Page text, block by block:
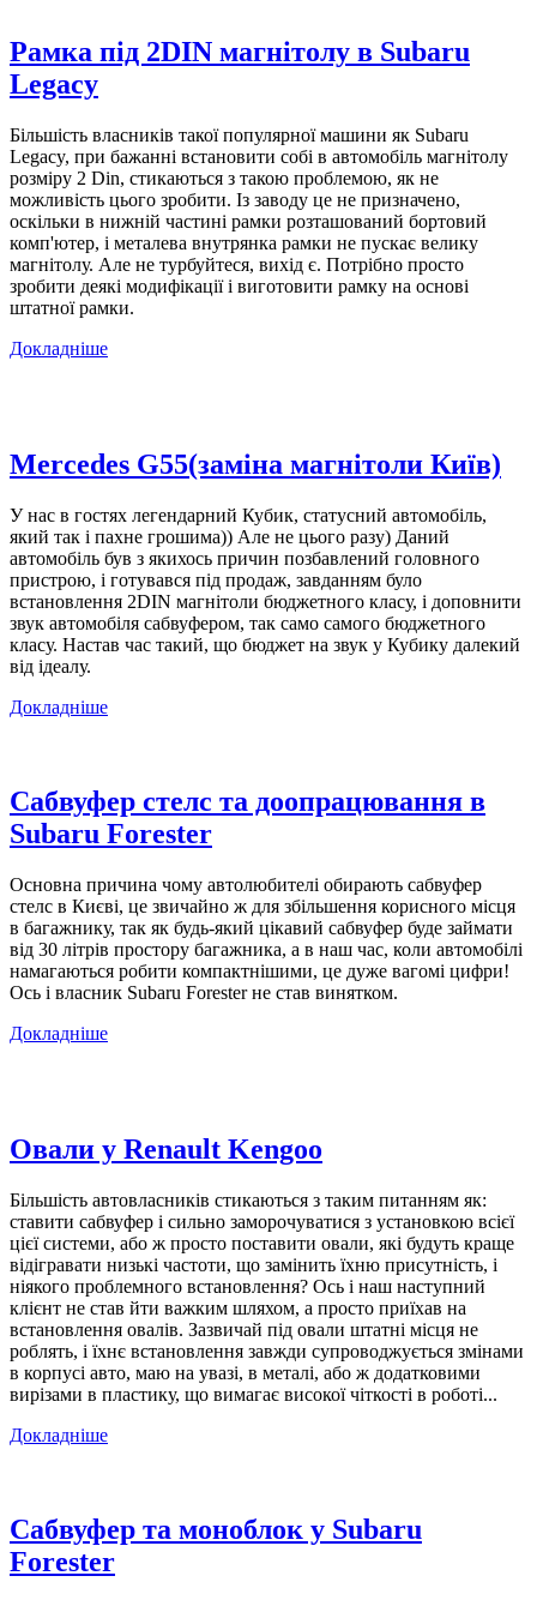
Рамка під 2DIN магнітолу в Subaru
Legacy
Більшість власників такої популярної машини як Subaru
Legacy, при бажанні встановити собі в автомобіль магнітолу
розміру 2 Din, стикаються з такою проблемою, як не
можливість цього зробити. Із заводу це не призначено,
оскільки в нижній частині рамки розташований бортовий
комп'ютер, і металева внутрянка рамки не пускає велику
магнітолу. Але не турбуйтеся, вихід є. Потрібно просто
зробити деякі модифікації і виготовити рамку на основі
штатної рамки.
Докладніше
Mercedes G55(заміна магнітоли Київ)
У нас в гостях легендарний Кубик, статусний автомобіль,
який так і пахне грошима)) Але не цього разу) Даний
автомобіль був з якихось причин позбавлений головного
пристрою, і готувався під продаж, завданням було
встановлення 2DIN магнітоли бюджетного класу, і доповнити
звук автомобіля сабвуфером, так само самого бюджетного
класу. Настав час такий, що бюджет на звук у Кубику далекий
від ідеалу.
Докладніше
Сабвуфер стелс та доопрацювання в
Subaru Forester
Основна причина чому автолюбителі обирають сабвуфер
стелс в Києві, це звичайно ж для збільшення корисного місця
в багажнику, так як будь-який цікавий сабвуфер буде займати
від 30 літрів простору багажника, а в наш час, коли автомобілі
намагаються робити компактнішими, це дуже вагомі цифри!
Ось і власник Subaru Forester не став винятком.
Докладніше
Овали у Renault Kengoo
Більшість автовласників стикаються з таким питанням як:
ставити сабвуфер і сильно заморочуватися з установкою всієї
цієї системи, або ж просто поставити овали, які будуть краще
відігравати низькі частоти, що замінить їхню присутність, і
ніякого проблемного встановлення? Ось і наш наступний
клієнт не став йти важким шляхом, а просто приїхав на
встановлення овалів. Зазвичай під овали штатні місця не
роблять, і їхнє встановлення завжди супроводжується змінами
в корпусі авто, маю на увазі, в металі, або ж додатковими
вирізами в пластику, що вимагає високої чіткості в роботі...
Докладніше
Сабвуфер та моноблок у Subaru
Forester